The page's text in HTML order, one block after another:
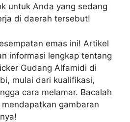
untuk Anda yang sedang
di daerah tersebut!
emas ini! Artikel
informasi lengkap tentang
Gudang Alfamidi di
mulai dari kualifikasi,
cara melamar. Bacalah
gambaran